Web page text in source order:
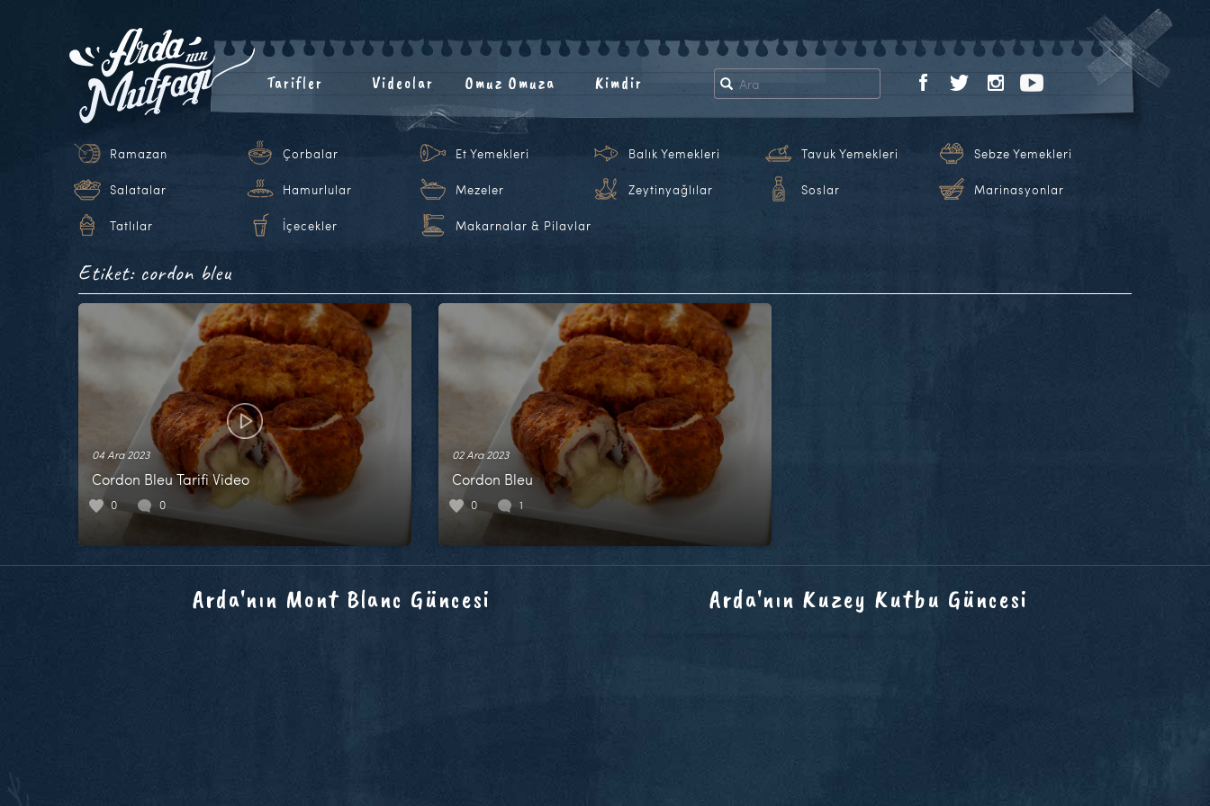
Tarifler Videolar Omuz Omuza Kimdir
Ramazan Çorbalar Et Yemekleri Balık Yemekleri Tavuk Yemekleri Sebze Yemekleri
Salatalar Hamurlular Mezeler Zeytinyağlılar Soslar Marinasyonlar
Tatlılar İçecekler Makarnalar & Pilavlar
Etiket: cordon bleu
04 Ara 2023
Cordon Bleu Tarifi Video
0 0
02 Ara 2023
Cordon Bleu
0 1
Arda'nın Mont Blanc Güncesi Arda'nın Kuzey Kutbu Güncesi